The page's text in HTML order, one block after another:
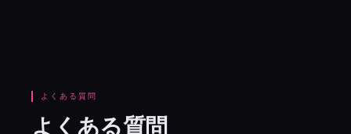
よくある質問
よくある質問